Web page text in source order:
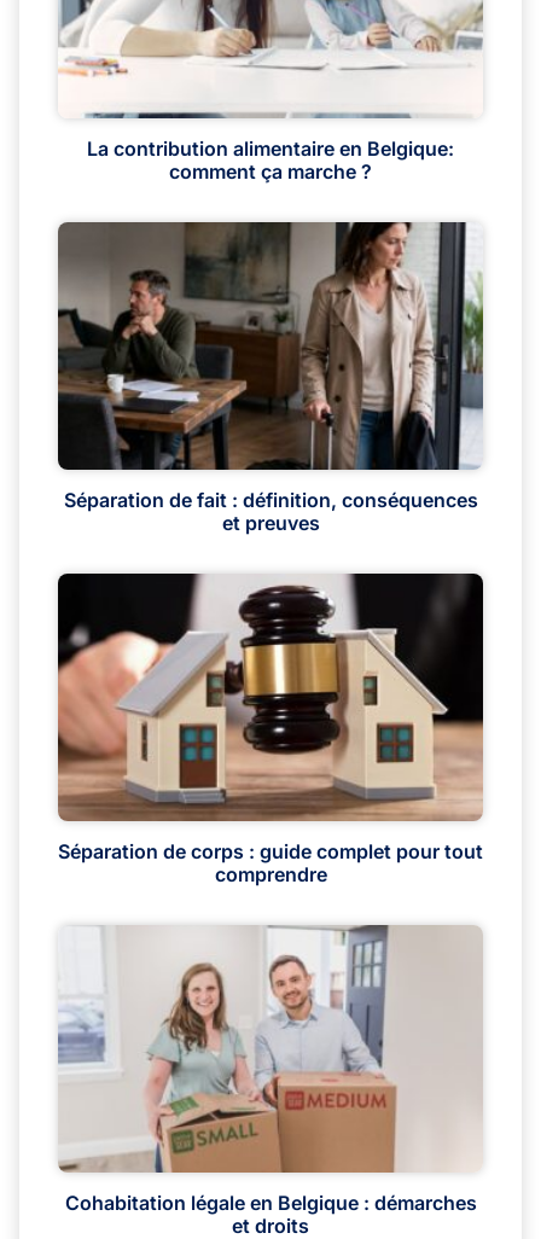
La contribution alimentaire en Belgique:
comment ça marche ?
Séparation de fait : définition, conséquences
et preuves
Séparation de corps : guide complet pour tout
comprendre
Cohabitation légale en Belgique : démarches
et droits